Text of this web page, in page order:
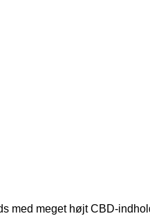
meget højt CBD-